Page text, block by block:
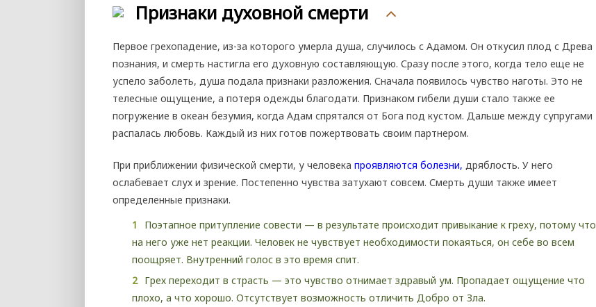
Признаки духовной смерти
Первое грехопадение, из-за которого умерла душа, случилось с Адамом. Он откусил плод с Древа
познания, и смерть настигла его духовную составляющую. Сразу после этого, когда тело еще не
успело заболеть, душа подала признаки разложения. Сначала появилось чувство наготы. Это не
телесные ощущение, а потеря одежды благодати. Признаком гибели души стало также ее
погружение в океан безумия, когда Адам спрятался от Бога под кустом. Дальше между супругами
распалась любовь. Каждый из них готов пожертвовать своим партнером.
При приближении физической смерти, у человека проявляются болезни, дряблость. У него
ослабевает слух и зрение. Постепенно чувства затухают совсем. Смерть души также имеет
определенные признаки.
Поэтапное притупление совести — в результате происходит привыкание к греху, потому что
на него уже нет реакции. Человек не чувствует необходимости покаяться, он себе во всем
поощряет. Внутренний голос в это время спит.
Грех переходит в страсть — это чувство отнимает здравый ум. Пропадает ощущение что
плохо, а что хорошо. Отсутствует возможность отличить Добро от Зла.